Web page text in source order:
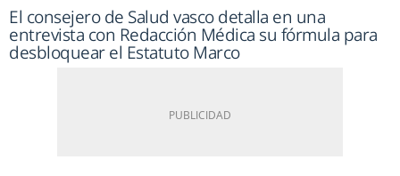
El consejero de Salud vasco detalla en una
entrevista con Redacción Médica su fórmula para
desbloquear el Estatuto Marco